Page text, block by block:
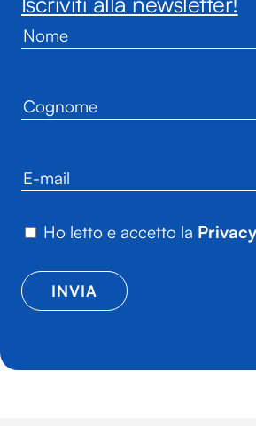
Ho letto e accetto la